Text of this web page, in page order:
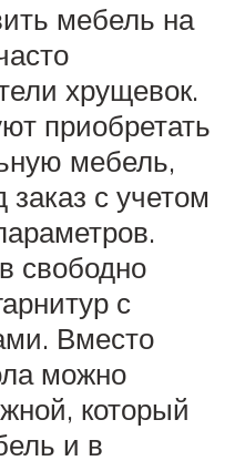
мебель на
хрущевок.
приобретать
мебель,
заказ с учетом
свободно
с
Вместо
можно
который
и в